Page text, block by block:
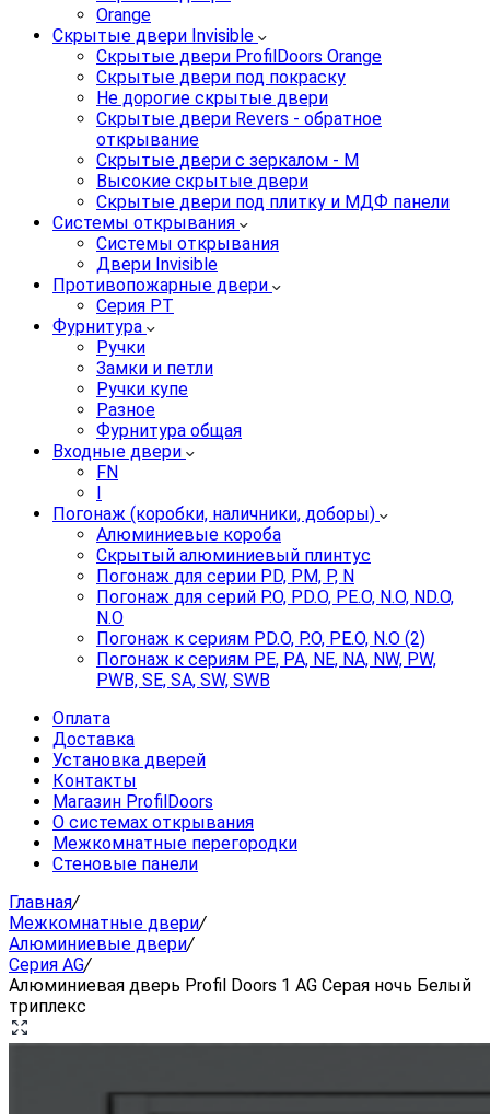
Orange
Скрытые двери Invisible
Скрытые двери ProfilDoors Orange
Скрытые двери под покраску
Не дорогие скрытые двери
Скрытые двери Revers - обратное
открывание
Скрытые двери с зеркалом - M
Высокие скрытые двери
Скрытые двери под плитку и МДФ панели
Системы открывания
Системы открывания
Двери Invisible
Противопожарные двери
Серия PT
Фурнитура
Ручки
Замки и петли
Ручки купе
Разное
Фурнитура общая
Входные двери
FN
I
Погонаж (коробки, наличники, доборы)
Алюминиевые короба
Скрытый алюминиевый плинтус
Погонаж для серии PD, PM, P, N
Погонаж для серий P.O, PD.O, PE.O, N.O, ND.O,
N.O
Погонаж к сериям PD.O, P.O, PE.O, N.O (2)
Погонаж к сериям PE, PA, NE, NA, NW, PW,
PWB, SE, SA, SW, SWB
Оплата
Доставка
Установка дверей
Контакты
Магазин ProfilDoors
О системах открывания
Межкомнатные перегородки
Стеновые панели
Главная/
Межкомнатные двери/
Алюминиевые двери/
Серия AG/
Алюминиевая дверь Profil Doors 1 AG Серая ночь Белый
триплекс